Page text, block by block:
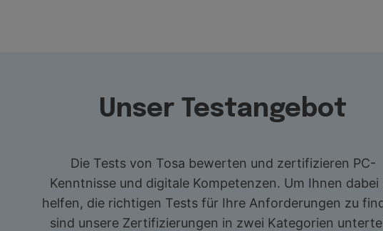
Unser Testangebot
Die Tests von Tosa bewerten und zertifizieren PC-
Kenntnisse und digitale Kompetenzen. Um Ihnen dabei
helfen, die richtigen Tests für Ihre Anforderungen zu
sind unsere Zertifizierungen in zwei Kategorien